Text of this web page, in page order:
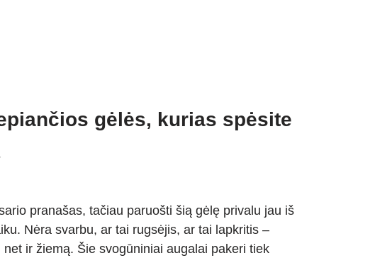
gėlės, kurias spėsite
pranašas, tačiau paruošti šią gėlę privalu jau iš
Nėra svarbu, ar tai rugsėjis, ar tai lapkritis –
ir žiemą. Šie svogūniniai augalai pakeri tiek